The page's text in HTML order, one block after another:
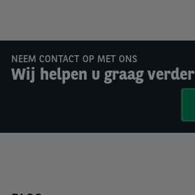
NEEM CONTACT OP MET ONS
Wij helpen u graag verder